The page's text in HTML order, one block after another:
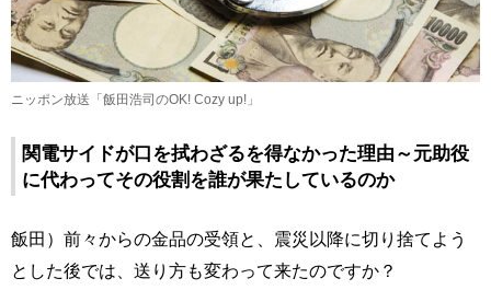
ニッポン放送「飯田浩司のOK! Cozy up!」
関電サイドが口を拭わざるを得なかった理由～元助役
に代わってその役割を誰が果たしているのか
飯田）前々からの金品の受領と、震災以降に切り捨てよう
とした後では、送り方も変わって来たのですか？